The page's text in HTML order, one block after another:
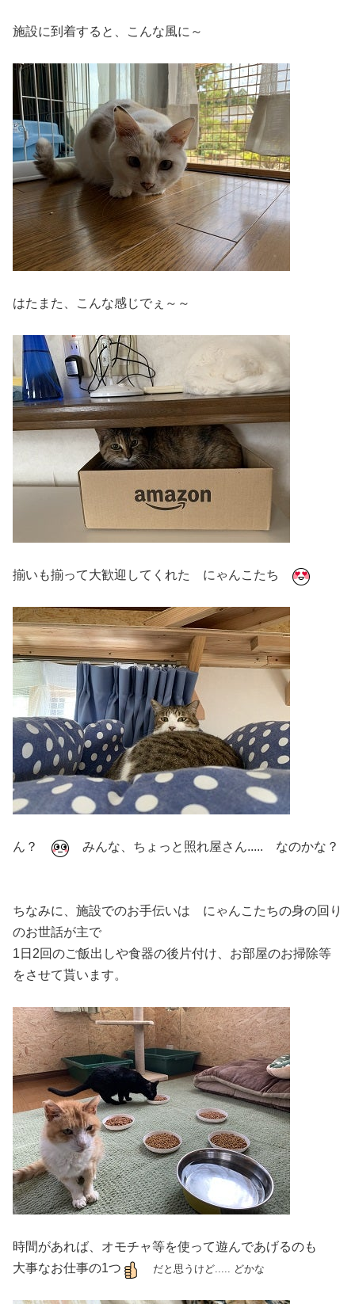
施設に到着すると、こんな風に～
はたまた、こんな感じでぇ～～
揃いも揃って大歓迎してくれた にゃんこたち
ん？ みんな、ちょっと照れ屋さん..... なのかな？
ちなみに、施設でのお手伝いは にゃんこたちの身の回り
のお世話が主で
1日2回のご飯出しや食器の後片付け、お部屋のお掃除等
をさせて貰います。
時間があれば、オモチャ等を使って遊んであげるのも
大事なお仕事の1つ
だと思うけど..... どかな